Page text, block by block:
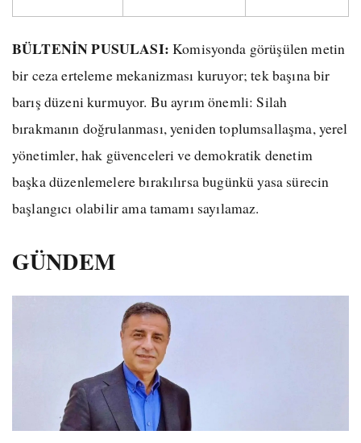
BÜLTENİN PUSULASI: Komisyonda görüşülen metin
bir ceza erteleme mekanizması kuruyor; tek başına bir
barış düzeni kurmuyor. Bu ayrım önemli: Silah
bırakmanın doğrulanması, yeniden toplumsallaşma, yerel
yönetimler, hak güvenceleri ve demokratik denetim
başka düzenlemelere bırakılırsa bugünkü yasa sürecin
başlangıcı olabilir ama tamamı sayılamaz.
GÜNDEM